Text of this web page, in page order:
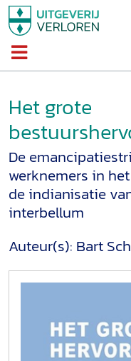
Het grote
De
werknemers in
de indianisatie
interbellum
Auteur(s): Bart